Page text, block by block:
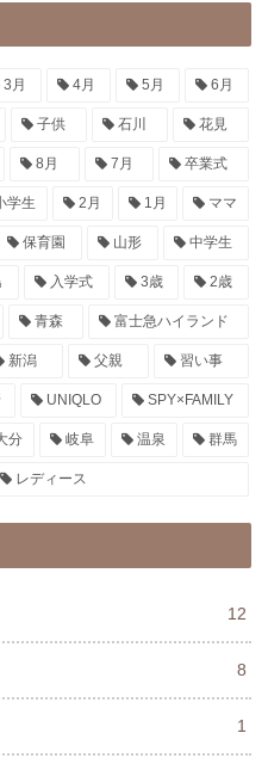
3月 4月 5月 6月
子供 石川 花見
8月 7月 卒業式
学生 2月 1月 ママ
保育園 山形 中学生
入学式 3歳 2歳
青森 富士急ハイランド
新潟 父親 習い事
UNIQLO SPY×FAMILY
分 岐阜 温泉 群馬
レディース
12
8
1